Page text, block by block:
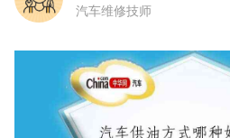
汽车维修技师